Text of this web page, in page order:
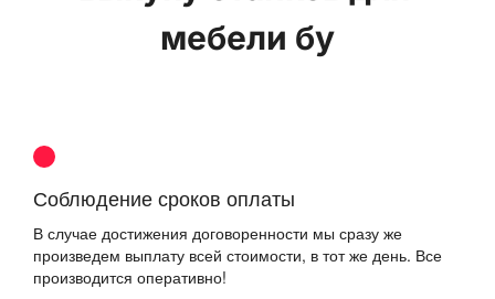
мебели бу
Соблюдение сроков оплаты
В случае достижения договоренности мы сразу же
произведем выплату всей стоимости, в тот же день. Все
производится оперативно!